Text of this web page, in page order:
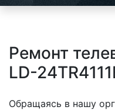
Ремонт
LD-
Обращаясь в нашу